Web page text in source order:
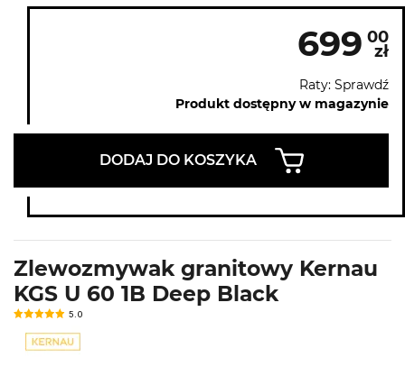
699 00
zł
Raty: Sprawdź
Produkt dostępny w magazynie
DODAJ DO KOSZYKA
Zlewozmywak granitowy Kernau
KGS U 60 1B Deep Black
5.0